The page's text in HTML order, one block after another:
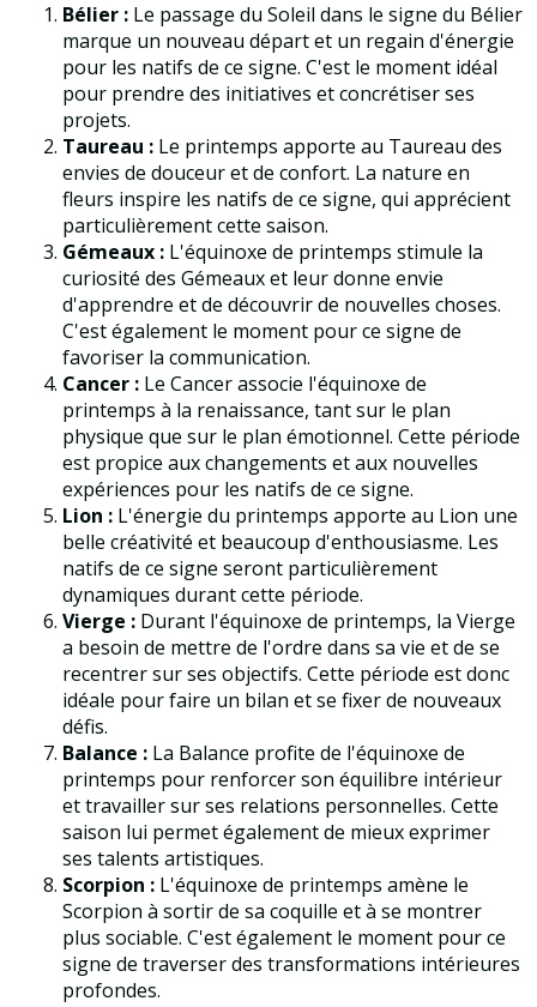
Bélier : Le passage du Soleil dans le signe du Bélier
marque un nouveau départ et un regain d'énergie
pour les natifs de ce signe. C'est le moment idéal
pour prendre des initiatives et concrétiser ses
projets.
Taureau : Le printemps apporte au Taureau des
envies de douceur et de confort. La nature en
fleurs inspire les natifs de ce signe, qui apprécient
particulièrement cette saison.
Gémeaux : L'équinoxe de printemps stimule la
curiosité des Gémeaux et leur donne envie
d'apprendre et de découvrir de nouvelles choses.
C'est également le moment pour ce signe de
favoriser la communication.
Cancer : Le Cancer associe l'équinoxe de
printemps à la renaissance, tant sur le plan
physique que sur le plan émotionnel. Cette période
est propice aux changements et aux nouvelles
expériences pour les natifs de ce signe.
Lion : L'énergie du printemps apporte au Lion une
belle créativité et beaucoup d'enthousiasme. Les
natifs de ce signe seront particulièrement
dynamiques durant cette période.
Vierge : Durant l'équinoxe de printemps, la Vierge
a besoin de mettre de l'ordre dans sa vie et de se
recentrer sur ses objectifs. Cette période est donc
idéale pour faire un bilan et se fixer de nouveaux
défis.
Balance : La Balance profite de l'équinoxe de
printemps pour renforcer son équilibre intérieur
et travailler sur ses relations personnelles. Cette
saison lui permet également de mieux exprimer
ses talents artistiques.
Scorpion : L'équinoxe de printemps amène le
Scorpion à sortir de sa coquille et à se montrer
plus sociable. C'est également le moment pour ce
signe de traverser des transformations intérieures
profondes.